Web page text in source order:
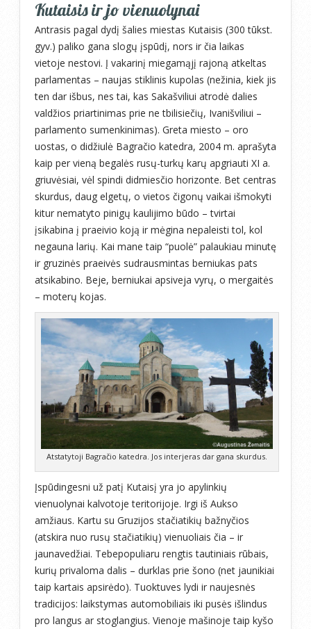
Kutaisis ir jo vienuolynai
Antrasis pagal dydį šalies miestas Kutaisis (300 tūkst.
gyv.) paliko gana slogų įspūdį, nors ir čia laikas
vietoje nestovi. Į vakarinį miegamąjį rajoną atkeltas
parlamentas – naujas stiklinis kupolas (nežinia, kiek jis
ten dar išbus, nes tai, kas Sakašviliui atrodė dalies
valdžios priartinimas prie ne tbilisiečių, Ivanišviliui –
parlamento sumenkinimas). Greta miesto – oro
uostas, o didžiulė Bagračio katedra, 2004 m. aprašyta
kaip per vieną begalės rusų-turkų karų apgriauti XI a.
griuvėsiai, vėl spindi didmiesčio horizonte. Bet centras
skurdus, daug elgetų, o vietos čigonų vaikai išmokyti
kitur nematyto pinigų kaulijimo būdo – tvirtai
įsikabina į praeivio koją ir mėgina nepaleisti tol, kol
negauna larių. Kai mane taip “puolė” palaukiau minutę
ir gruzinės praeivės sudrausmintas berniukas pats
atsikabino. Beje, berniukai apsiveja vyrų, o mergaitės
– moterų kojas.
Atstatytoji Bagračio katedra. Jos interjeras dar gana skurdus.
Įspūdingesni už patį Kutaisį yra jo apylinkių
vienuolynai kalvotoje teritorijoje. Irgi iš Aukso
amžiaus. Kartu su Gruzijos stačiatikių bažnyčios
(atskira nuo rusų stačiatikių) vienuoliais čia – ir
jaunavedžiai. Tebepopuliaru rengtis tautiniais rūbais,
kurių privaloma dalis – durklas prie šono (net jaunikiai
taip kartais apsirėdo). Tuoktuves lydi ir naujesnės
tradicijos: laikstymas automobiliais iki pusės išlindus
pro langus ar stoglangius. Vienoje mašinoje taip kyšo